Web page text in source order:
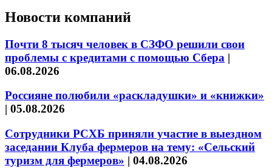
Новости компаний
Почти 8 тысяч человек в СЗФО решили свои
проблемы с кредитами с помощью Сбера |
06.08.2026
Россияне полюбили «раскладушки» и «книжки»
| 05.08.2026
Сотрудники РСХБ приняли участие в выездном
заседании Клуба фермеров на тему: «Сельский
туризм для фермеров» | 04.08.2026